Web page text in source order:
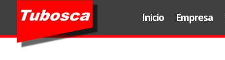
Inicio Empresa